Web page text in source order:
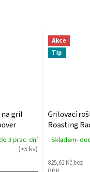
gril
3 prac. dní
(>5 ks)
Akce
Tip
Grilovací
Roasting
Skladem-
825,62 Kč bez